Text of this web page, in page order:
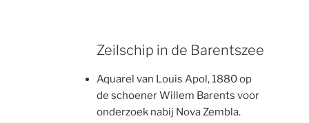
Zeilschip in de Barentszee
Aquarel van Louis Apol, 1880 op
de schoener Willem Barents voor
onderzoek nabij Nova Zembla.